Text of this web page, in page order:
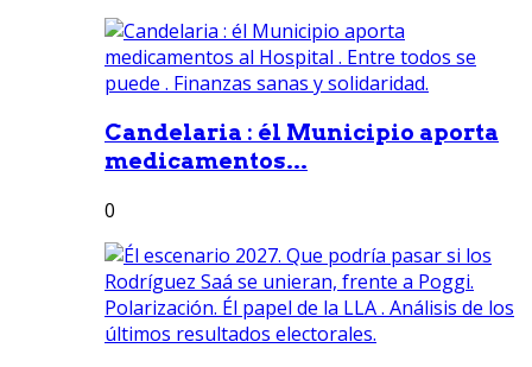
Candelaria : él Municipio aporta
medicamentos...
0